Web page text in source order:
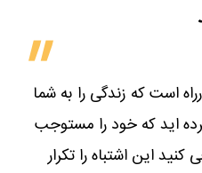
است که زندگی را به شما
اید که خود را مستوجب
این اشتباه را تکرار